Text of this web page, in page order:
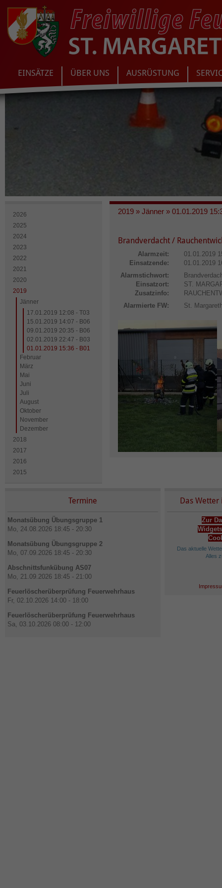
EINSÄTZE ÜBER UNS AUSRÜSTUNG
2026
2025
2024
2023
2022
2021
2020
2019
Jänner
17.01.2019 12:08 - T03
15.01.2019 14:07 - B06
09.01.2019 20:35 - B06
02.01.2019 22:47 - B03
01.01.2019 15:36 - B01
Februar
März
Mai
Juni
Juli
August
Oktober
November
Dezember
2018
2017
2016
2015
2019 » Jänner » 01.01.2019
Brandverdacht /
Alarmzeit:
01.01.2019
Einsatzende:
01.01.2019
Alarmstichwort:
Einsatzort:
ST.
Zusatzinfo:
Alarmierte FW:
St.
Termine
Monatsübung Übungsgruppe 1
Mo, 24.08.2026 18:45 - 20:30
Monatsübung Übungsgruppe 2
Mo, 07.09.2026 18:45 - 20:30
Abschnittsfunkübung AS07
Mo, 21.09.2026 18:45 - 21:00
Feuerlöscherüberprüfung Feuerwehrhaus
Fr, 02.10.2026 14:00 - 18:00
Feuerlöscherüberprüfung Feuerwehrhaus
Sa, 03.10.2026 08:00 - 12:00
Das Wetter
Zur
Das aktuelle
Alles